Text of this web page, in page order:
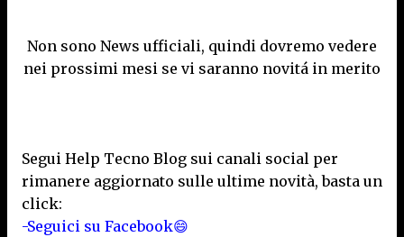
Non sono News ufficiali, quindi dovremo vedere
nei prossimi mesi se vi saranno novitá in merito
Segui Help Tecno Blog sui canali social per
rimanere aggiornato sulle ultime novità, basta un
click:
-Seguici su Facebook😄